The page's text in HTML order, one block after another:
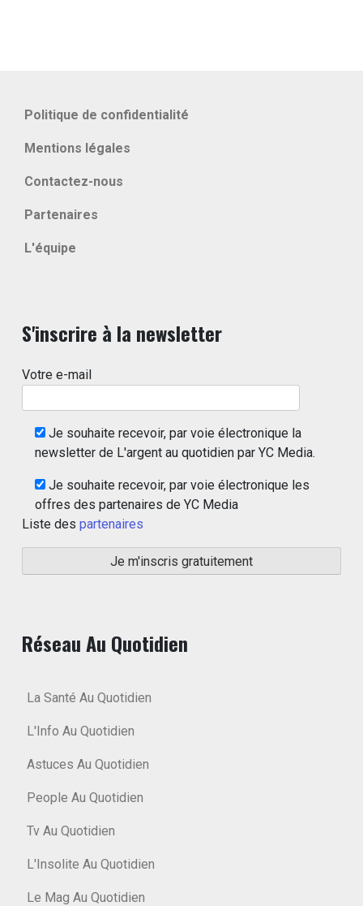
Politique de confidentialité
Mentions légales
Contactez-nous
Partenaires
L'équipe
S'inscrire à la newsletter
Votre e-mail
Je souhaite recevoir, par voie électronique la
newsletter de L'argent au quotidien par YC Media.
Je souhaite recevoir, par voie électronique les
offres des partenaires de YC Media
Liste des partenaires
Réseau Au Quotidien
La Santé Au Quotidien
L'Info Au Quotidien
Astuces Au Quotidien
People Au Quotidien
Tv Au Quotidien
L'Insolite Au Quotidien
Le Mag Au Quotidien